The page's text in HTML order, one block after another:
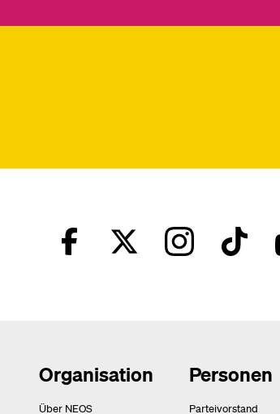
Organisation
Über NEOS
Personen
Parteivorstand